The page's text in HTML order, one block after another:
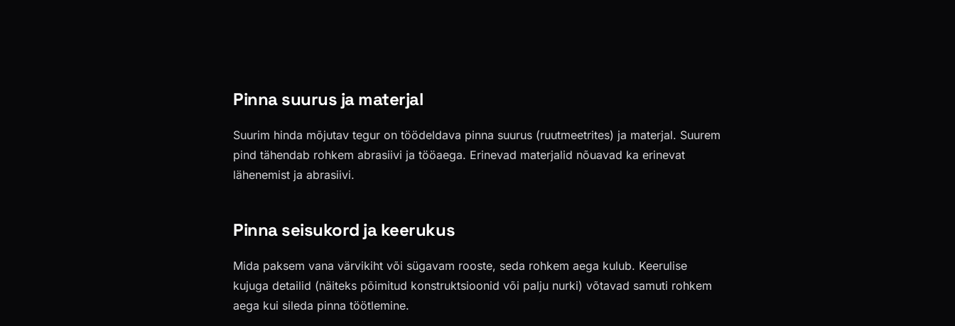
Pinna suurus ja materjal
Suurim hinda mõjutav tegur on töödeldava pinna suurus (ruutmeetrites) ja materjal. Suurem
pind tähendab rohkem abrasiivi ja tööaega. Erinevad materjalid nõuavad ka erinevat
lähenemist ja abrasiivi.
Pinna seisukord ja keerukus
Mida paksem vana värvikiht või sügavam rooste, seda rohkem aega kulub. Keerulise
kujuga detailid (näiteks põimitud konstruktsioonid või palju nurki) võtavad samuti rohkem
aega kui sileda pinna töötlemine.